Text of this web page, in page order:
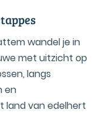
wandel je in
met uitzicht op
langs
en
land van edelhert